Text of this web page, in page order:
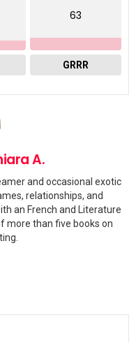
63
GRRR
A.
and occasional exotic
relationships, and
an French and Literature
more than five books on